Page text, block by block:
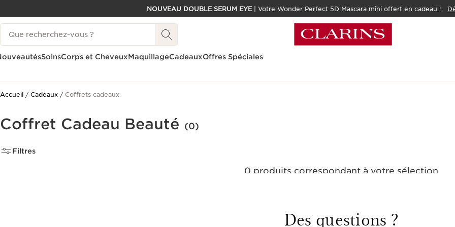
ALLER AU CONTENU
CONSULTER LE PIED DE PAGE
NOUVEAU DOUBLE SERUM EYE| Votre Wonder Perfect 5D Mascara mini offert en cadeau !
Historique des recherches
SoinsCorps et CheveuxMaquillageCadeauxOffres Spéciales
Accueil Cadeaux Coffrets cadeaux
Coffret Cadeau Beauté (0)
Filtres
0 produits correspondant à votre sélection
Des questions ?